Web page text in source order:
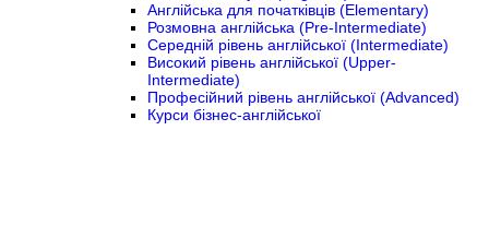
Англійська для початківців (Elementary)
Розмовна англійська (Pre-Intermediate)
Середній рівень англійської (Intermediate)
Високий рівень англійської (Upper-
Intermediate)
Професійний рівень англійської (Advanced)
Курси бізнес-англійської